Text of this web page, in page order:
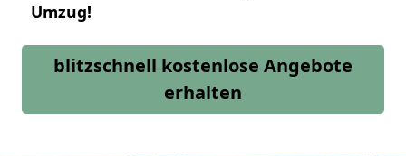
Umzug!
blitzschnell kostenlose Angebote
erhalten